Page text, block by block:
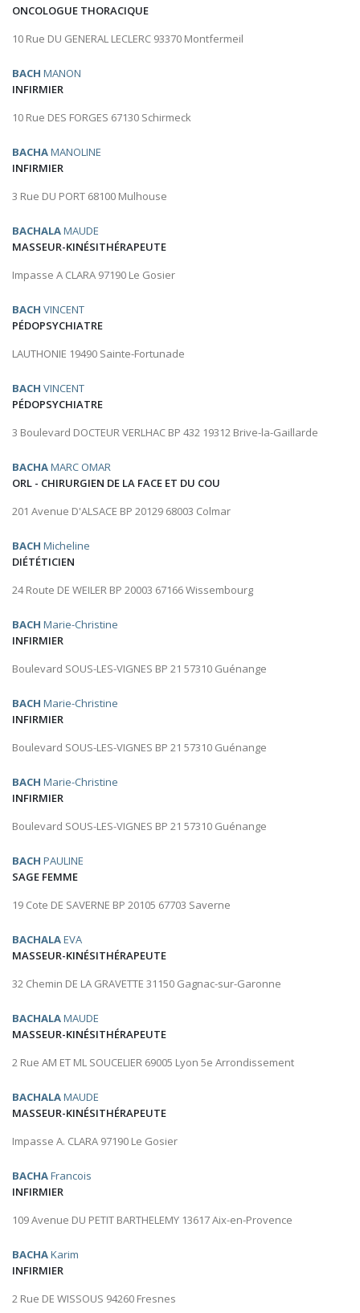
ONCOLOGUE THORACIQUE
10 Rue DU GENERAL LECLERC 93370 Montfermeil
BACH MANON
INFIRMIER
10 Rue DES FORGES 67130 Schirmeck
BACHAMANOLINE
INFIRMIER
3 Rue DU PORT 68100 Mulhouse
BACHALAMAUDE
MASSEUR-KINÉSITHÉRAPEUTE
Impasse A CLARA 97190 Le Gosier
BACH VINCENT
PÉDOPSYCHIATRE
LAUTHONIE 19490 Sainte-Fortunade
BACH VINCENT
PÉDOPSYCHIATRE
3 Boulevard DOCTEUR VERLHAC BP 432 19312 Brive-la-Gaillarde
BACHAMARC OMAR
ORL - CHIRURGIEN DE LA FACE ET DU COU
201 Avenue D'ALSACE BP 20129 68003 Colmar
BACH Micheline
DIÉTÉTICIEN
24 Route DE WEILER BP 20003 67166 Wissembourg
BACH Marie-Christine
INFIRMIER
Boulevard SOUS-LES-VIGNES BP 21 57310 Guénange
BACH Marie-Christine
INFIRMIER
Boulevard SOUS-LES-VIGNES BP 21 57310 Guénange
BACH Marie-Christine
INFIRMIER
Boulevard SOUS-LES-VIGNES BP 21 57310 Guénange
BACH PAULINE
SAGE FEMME
19 Cote DE SAVERNE BP 20105 67703 Saverne
BACHALAEVA
MASSEUR-KINÉSITHÉRAPEUTE
32 Chemin DE LA GRAVETTE 31150 Gagnac-sur-Garonne
BACHALAMAUDE
MASSEUR-KINÉSITHÉRAPEUTE
2 Rue AM ET ML SOUCELIER 69005 Lyon 5e Arrondissement
BACHALAMAUDE
MASSEUR-KINÉSITHÉRAPEUTE
Impasse A. CLARA 97190 Le Gosier
BACHAFrancois
INFIRMIER
109 Avenue DU PETIT BARTHELEMY 13617 Aix-en-Provence
BACHAKarim
INFIRMIER
2 Rue DE WISSOUS 94260 Fresnes